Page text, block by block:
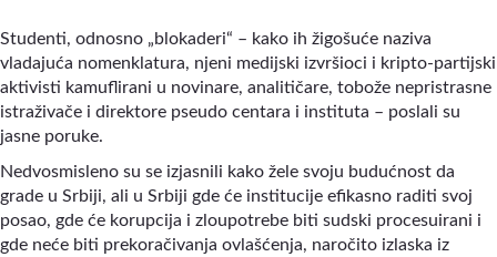
Studenti, odnosno „blokaderi“ – kako ih žigošuće naziva
vladajuća nomenklatura, njeni medijski izvršioci i kripto-partijski
aktivisti kamuflirani u novinare, analitičare, tobože nepristrasne
istraživače i direktore pseudo centara i instituta – poslali su
jasne poruke.
Nedvosmisleno su se izjasnili kako žele svoju budućnost da
grade u Srbiji, ali u Srbiji gde će institucije efikasno raditi svoj
posao, gde će korupcija i zloupotrebe biti sudski procesuirani i
gde neće biti prekoračivanja ovlašćenja, naročito izlaska iz